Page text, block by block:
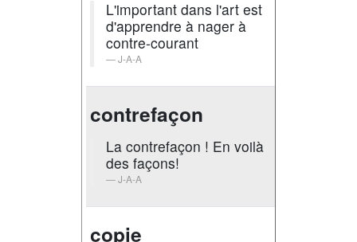
L'important dans l'art est
d'apprendre à nager à
contre-courant
J-A-A
contrefaçon
La contrefaçon ! En voilà
des façons!
J-A-A
copie